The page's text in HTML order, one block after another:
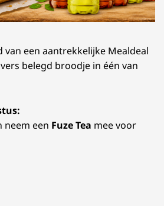
van een aantrekkelijke Mealdeal
belegd broodje in één van
neem een Fuze Tea mee voor